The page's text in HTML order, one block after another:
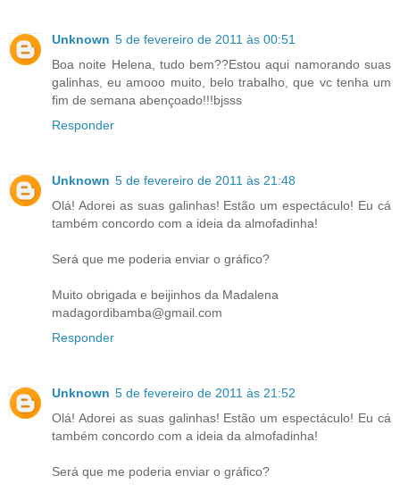
Unknown 5 de fevereiro de 2011 às 00:51
Boa noite Helena, tudo bem??Estou aqui namorando suas
galinhas, eu amooo muito, belo trabalho, que vc tenha um
fim de semana abençoado!!!bjsss
Responder
Unknown 5 de fevereiro de 2011 às 21:48
Olá! Adorei as suas galinhas! Estão um espectáculo! Eu cá
também concordo com a ideia da almofadinha!
Será que me poderia enviar o gráfico?
Muito obrigada e beijinhos da Madalena
madagordibamba@gmail.com
Responder
Unknown 5 de fevereiro de 2011 às 21:52
Olá! Adorei as suas galinhas! Estão um espectáculo! Eu cá
também concordo com a ideia da almofadinha!
Será que me poderia enviar o gráfico?